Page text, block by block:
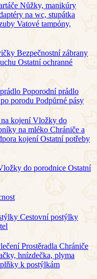
Nůžky, manikúry
na wc, stupátka
Vatové tampóny,
Bezpečnostní zábrany
Ostatní ochranné
Poporodní prádlo
porodu Podpůrné pásy
kojení Vložky do
na mléko Chrániče a
kojení Ostatní potřeby
do porodnice Ostatní
Cestovní postýlky
Prostěradla Chrániče
hnízdečka, plyma
k postýlkám